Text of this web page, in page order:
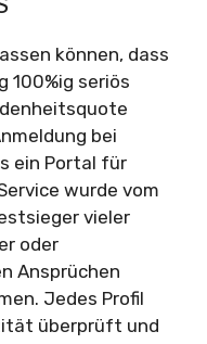
können, dass
100%ig seriös
bei
ein Portal für
wurde vom
vieler
oder
Ansprüchen
Jedes Profil
überprüft und